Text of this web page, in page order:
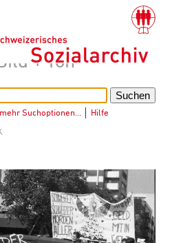
+ Ton
mehr Suchoptionen… Hilfe